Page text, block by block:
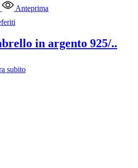
Anteprima
in argento 925/..
subito